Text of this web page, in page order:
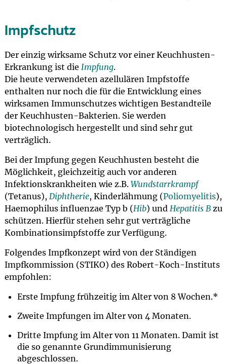
Impfschutz
Der einzig wirksame Schutz vor einer Keuchhusten-
Erkrankung ist die Impfung.
Die heute verwendeten azellulären Impfstoffe
enthalten nur noch die für die Entwicklung eines
wirksamen Immunschutzes wichtigen Bestandteile
der Keuchhusten-Bakterien. Sie werden
biotechnologisch hergestellt und sind sehr gut
verträglich.
Bei der Impfung gegen Keuchhusten besteht die
Möglichkeit, gleichzeitig auch vor anderen
Infektionskrankheiten wie z.B. Wundstarrkrampf
(Tetanus), Diphtherie, Kinderlähmung (Poliomyelitis),
Haemophilus influenzae Typ b (Hib) und Hepatitis Bzu
schützen. Hierfür stehen sehr gut verträgliche
Kombinationsimpfstoffe zur Verfügung.
Folgendes Impfkonzept wird von der Ständigen
Impfkommission (STIKO) des Robert-Koch-Instituts
empfohlen:
Erste Impfung frühzeitig im Alter von 8 Wochen.*
Zweite Impfungen im Alter von 4 Monaten.
Dritte Impfung im Alter von 11 Monaten. Damit ist
die so genannte Grundimmunisierung
abgeschlossen.